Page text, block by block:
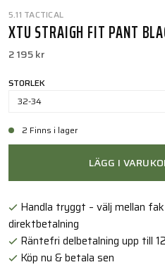
5.11 TACTICAL
XTU STRAIGH FIT PANT
2 195 kr
STORLEK
32-34
2 Finns i lager
LÄGG I
Handla tryggt – välj mellan
direktbetalning
Räntefri delbetalning upp till
Köp nu & betala sen